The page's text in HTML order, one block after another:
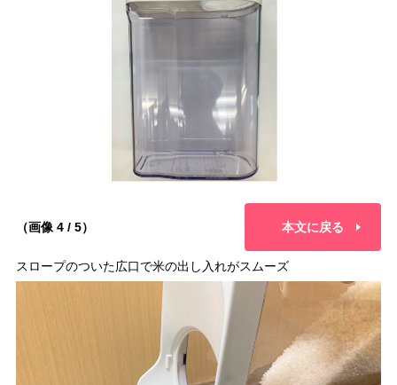
（画像 4 / 5） 本文に戻る
スロープのついた広口で米の出し入れがスムーズ